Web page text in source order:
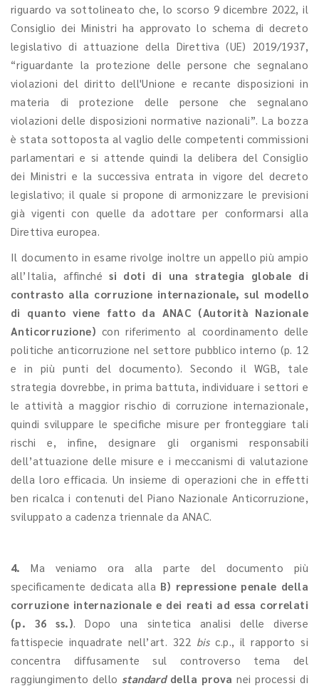
riguardo va sottolineato che, lo scorso 9 dicembre 2022, il
Consiglio dei Ministri ha approvato lo schema di decreto
legislativo di attuazione della Direttiva (UE) 2019/1937,
“riguardante la protezione delle persone che segnalano
violazioni del diritto dell'Unione e recante disposizioni in
materia di protezione delle persone che segnalano
violazioni delle disposizioni normative nazionali”. La bozza
è stata sottoposta al vaglio delle competenti commissioni
parlamentari e si attende quindi la delibera del Consiglio
dei Ministri e la successiva entrata in vigore del decreto
legislativo; il quale si propone di armonizzare le previsioni
già vigenti con quelle da adottare per conformarsi alla
Direttiva europea.
Il documento in esame rivolge inoltre un appello più ampio
all’Italia, affinchési doti di una strategia globale di
contrasto alla corruzione internazionale, sul modello
di quanto viene fatto da ANAC (Autorità Nazionale
Anticorruzione) con riferimento al coordinamento delle
politiche anticorruzione nel settore pubblico interno (p. 12
e in più punti del documento). Secondo il WGB, tale
strategia dovrebbe, in prima battuta, individuare i settori e
le attività a maggior rischio di corruzione internazionale,
quindi sviluppare le specifiche misure per fronteggiare tali
rischi e, infine, designare gli organismi responsabili
dell’attuazione delle misure e i meccanismi di valutazione
della loro efficacia. Un insieme di operazioni che in effetti
ben ricalca i contenuti del Piano Nazionale Anticorruzione,
sviluppato a cadenza triennale da ANAC.
4. Ma veniamo ora alla parte del documento più
specificamente dedicata alla B) repressione penale della
corruzione internazionale e dei reati ad essa correlati
(p. 36 ss.). Dopo una sintetica analisi delle diverse
fattispecie inquadrate nell’art. 322 bisc.p., il rapporto si
concentra diffusamente sul controverso tema del
raggiungimento dello standarddella prova nei processi di